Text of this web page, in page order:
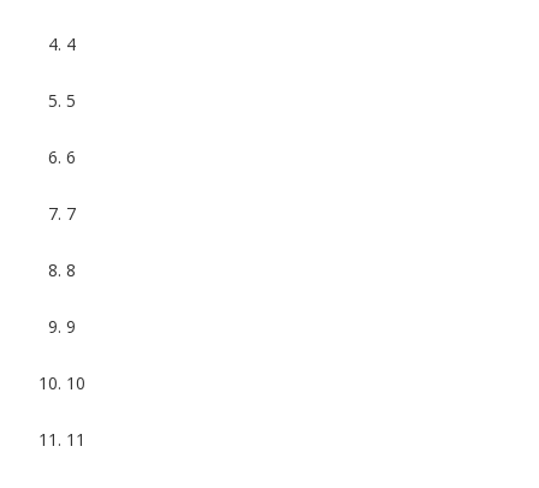
4
5
6
7
8
9
10
11